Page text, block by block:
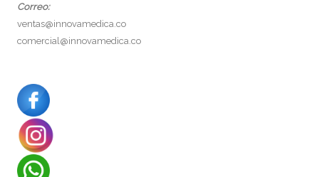
Correo:
ventas@innovamedica.co
comercial@innovamedica.co